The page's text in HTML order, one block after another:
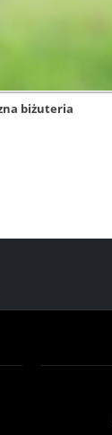
biżuteria